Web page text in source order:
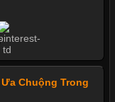
Chuộng Trong